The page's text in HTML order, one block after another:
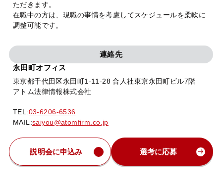
ただきます。
在職中の方は、現職の事情を考慮してスケジュールを柔軟に
調整可能です。
連絡先
永田町オフィス
東京都千代田区永田町1-11-28 合人社東京永田町ビル7階
アトム法律情報株式会社
TEL:03-6206-6536
MAIL:saiyou@atomfirm.co.jp
説明会に申込み 選考に応募